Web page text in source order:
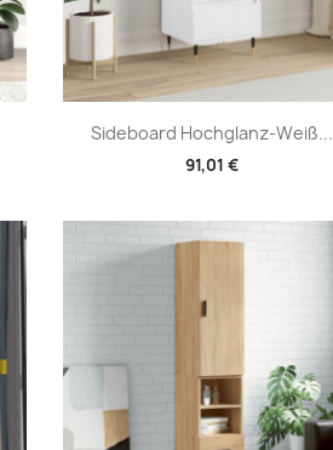
Sideboard Hochglanz-Weiß...
91,01 €
Vorschau